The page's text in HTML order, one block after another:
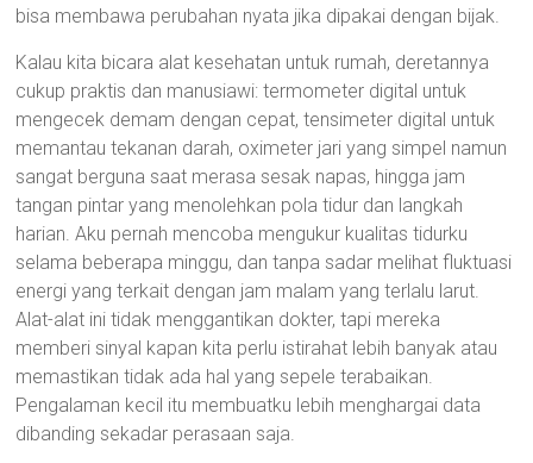
bisa membawa perubahan nyata jika dipakai dengan bijak.
Kalau kita bicara alat kesehatan untuk rumah, deretannya
cukup praktis dan manusiawi: termometer digital untuk
mengecek demam dengan cepat, tensimeter digital untuk
memantau tekanan darah, oximeter jari yang simpel namun
sangat berguna saat merasa sesak napas, hingga jam
tangan pintar yang menolehkan pola tidur dan langkah
harian. Aku pernah mencoba mengukur kualitas tidurku
selama beberapa minggu, dan tanpa sadar melihat fluktuasi
energi yang terkait dengan jam malam yang terlalu larut.
Alat-alat ini tidak menggantikan dokter, tapi mereka
memberi sinyal kapan kita perlu istirahat lebih banyak atau
memastikan tidak ada hal yang sepele terabaikan.
Pengalaman kecil itu membuatku lebih menghargai data
dibanding sekadar perasaan saja.